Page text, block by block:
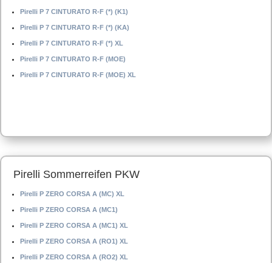
Pirelli P 7 CINTURATO R-F (*) (K1)
Pirelli P 7 CINTURATO R-F (*) (KA)
Pirelli P 7 CINTURATO R-F (*) XL
Pirelli P 7 CINTURATO R-F (MOE)
Pirelli P 7 CINTURATO R-F (MOE) XL
Pirelli Sommerreifen PKW
Pirelli P ZERO CORSA A (MC) XL
Pirelli P ZERO CORSA A (MC1)
Pirelli P ZERO CORSA A (MC1) XL
Pirelli P ZERO CORSA A (RO1) XL
Pirelli P ZERO CORSA A (RO2) XL